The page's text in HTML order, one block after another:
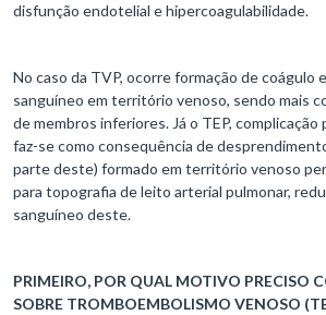
disfunção endotelial e hipercoagulabilidade.
No caso da TVP, ocorre formação de coágulo
sanguíneo em território venoso, sendo mais
de membros inferiores. Já o TEP,
faz-se como consequência de
parte deste) formado em território venoso
para topografia de leito arterial pulmonar,
sanguíneo deste.
PRIMEIRO, POR QUAL MOTIVO PRECISO
SOBRE TROMBOEMBOLISMO VENOSO